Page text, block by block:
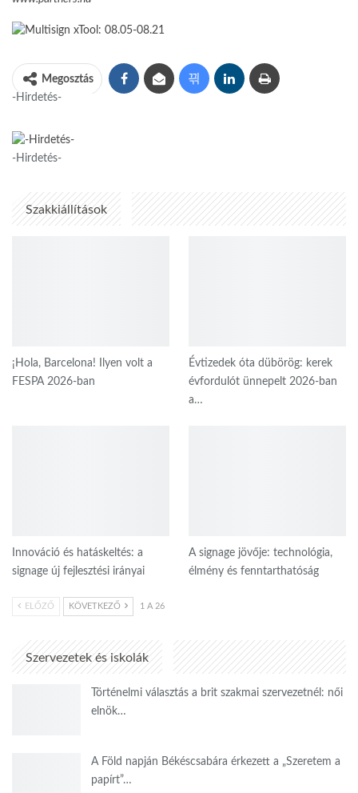
Megosztás
-Hirdetés-
-Hirdetés-
Szakkiállítások
¡Hola, Barcelona! Ilyen volt a
FESPA 2026-ban
Évtizedek óta dübörög: kerek
évfordulót ünnepelt 2026-ban
a…
Innováció és hatáskeltés: a
signage új fejlesztési irányai
A signage jövője: technológia,
élmény és fenntarthatóság
ELŐZŐ KÖVETKEZŐ 1 A 26
Szervezetek és iskolák
Történelmi választás a brit szakmai szervezetnél: női
elnök…
A Föld napján Békéscsabára érkezett a „Szeretem a
papírt”…